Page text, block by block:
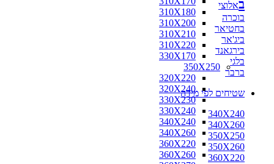
310X180
310X200
310X210
310X220
330X170
350X250
320X220
320X240
330X230
330X240
340X240
340X260
360X220
360X260
באלוצי
בוכרה
בחטיאר
ביג'אר
בירגאנד
בלגי
ברבר
שטיחים לפי מידה
340X240
340X260
350X250
350X260
360X220